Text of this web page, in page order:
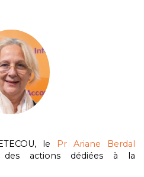
le Pr Ariane Berdal
des actions dédiées à la